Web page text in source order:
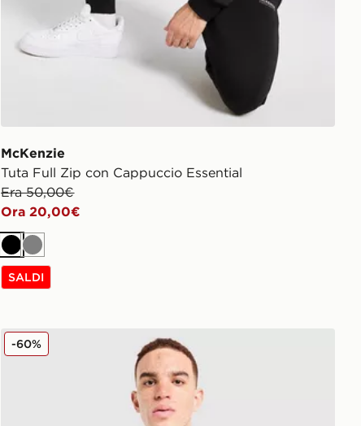
McKenzie
Tuta Full Zip con Cappuccio Essential
Era 50,00€
Ora 20,00€
NeroGrigio
SALDI
McKenzie Maglia Quartz
-60%